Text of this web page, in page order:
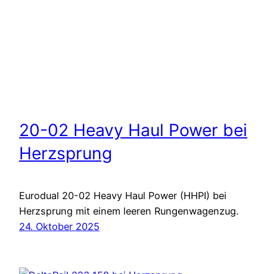
20-02 Heavy Haul Power bei
Herzsprung
Eurodual 20-02 Heavy Haul Power (HHPI) bei
Herzsprung mit einem leeren Rungenwagenzug.
24. Oktober 2025